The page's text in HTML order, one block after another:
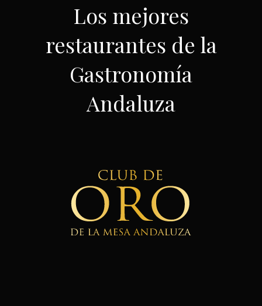
Los mejores
restaurantes de la
Gastronomía
Andaluza